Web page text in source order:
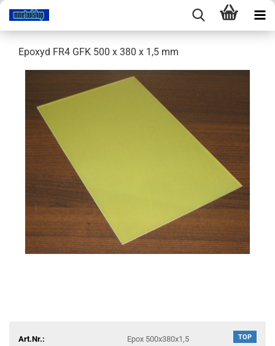
Epoxyd FR4 GFK 500 x 380 x 1,5 mm
TOP
Art.Nr.:
Epox 500x380x1,5